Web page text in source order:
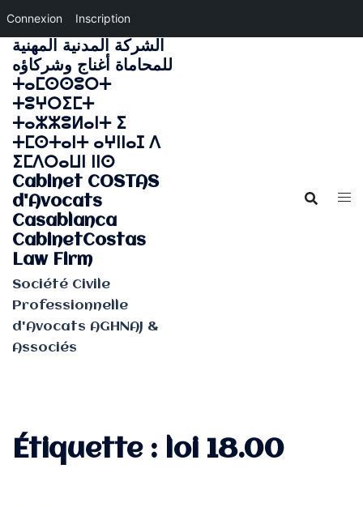
Connexion Inscription
Aller
au
contenu
الشركة المدنية المهنية
للمحاماة أغناج وشركاؤه
ⵜⴰⵎⵙⵙⵓⵔⵜ
ⵜⵓⵖⵔⵉⵎⵜ
ⵜⴰⵣⵣⵓⵍⴰⵏⵜ ⵉ
ⵜⵎⵙⵜⴰⵏⵜ ⴰⵖⵏⵏⴰⵊ ⴷ
ⵉⵎⴷⵔⴰⵡⵏ ⵏⵏⵙ
Cabinet COSTAS
d'Avocats
Casablanca
CabinetCostas
Law Firm
Société Civile
Professionnelle
d'Avocats AGHNAJ &
Associés
Étiquette : loi 18.00